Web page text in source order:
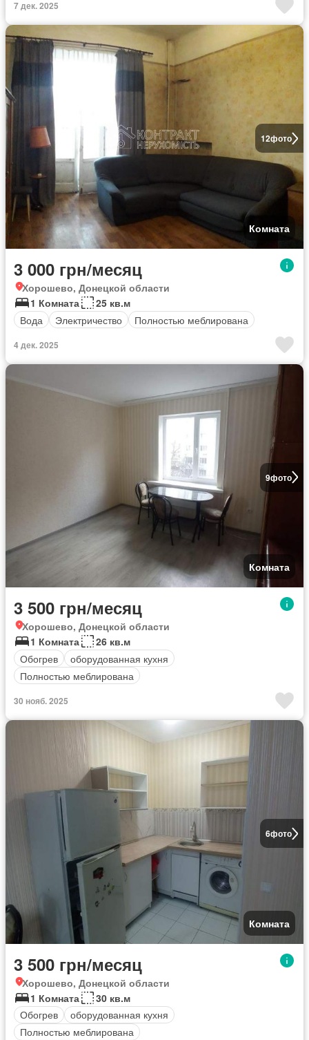
7 дек. 2025
12фото
Комната
3 000 грн/месяц
Хорошево, Донецкой области
1 Комната
25 кв.м
Вода
Электричество Полностью меблирована
4 дек. 2025
9фото
Комната
3 500 грн/месяц
Хорошево, Донецкой области
1 Комната
26 кв.м
Обогрев
оборудованная кухня
Полностью меблирована
30 нояб. 2025
6фото
Комната
3 500 грн/месяц
Хорошево, Донецкой области
1 Комната
30 кв.м
Обогрев
оборудованная кухня
Полностью меблирована